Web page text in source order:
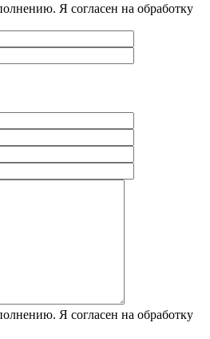
Я согласен на обработку
Я согласен на обработку